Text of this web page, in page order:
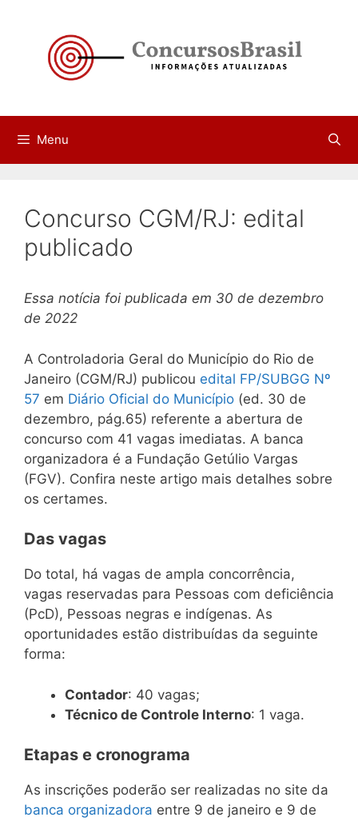
conteúdo
Menu
Concurso CGM/RJ: edital
publicado
Essa notícia foi publicada em 30 de dezembro
de 2022
A Controladoria Geral do Município do Rio de
Janeiro (CGM/RJ) publicou edital FP/SUBGG Nº
57 em Diário Oficial do Município (ed. 30 de
dezembro, pág.65) referente a abertura de
concurso com 41 vagas imediatas. A banca
organizadora é a Fundação Getúlio Vargas
(FGV). Confira neste artigo mais detalhes sobre
os certames.
Das vagas
Do total, há vagas de ampla concorrência,
vagas reservadas para Pessoas com deficiência
(PcD), Pessoas negras e indígenas. As
oportunidades estão distribuídas da seguinte
forma:
Contador: 40 vagas;
Técnico de Controle Interno: 1 vaga.
Etapas e cronograma
As inscrições poderão ser realizadas no site da
banca organizadora entre 9 de janeiro e 9 de